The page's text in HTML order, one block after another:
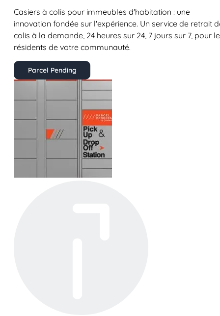
Casiers à colis pour immeubles d'habitation : une
innovation fondée sur l'expérience. Un service de retrait
colis à la demande, 24 heures sur 24, 7 jours sur 7, pour
résidents de votre communauté.
Parcel Pending